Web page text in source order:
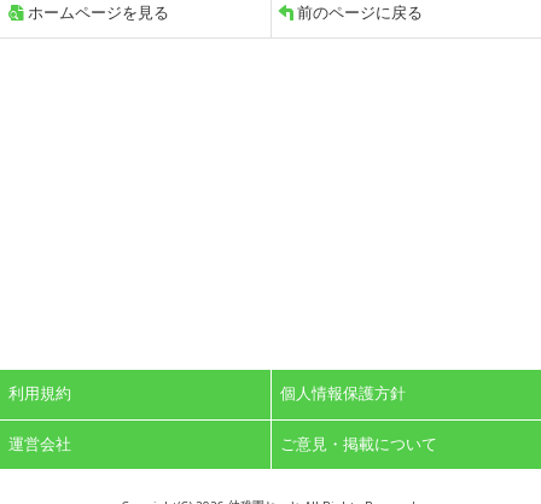
ホームページを見る 前のページに戻る
利用規約 個人情報保護方針
運営会社 ご意見・掲載について